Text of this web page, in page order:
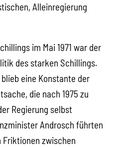
Alleinregierung
im Mai 1971 war der
des starken Schillings.
eine Konstante der
die nach 1975 zu
Regierung selbst
Androsch führten
Friktionen zwischen